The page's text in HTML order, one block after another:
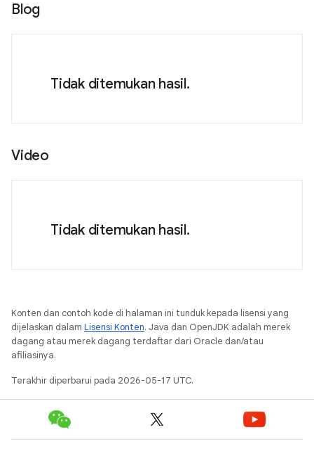
Blog
Tidak ditemukan hasil.
Video
Tidak ditemukan hasil.
Konten dan contoh kode di halaman ini tunduk kepada lisensi yang
dijelaskan dalam Lisensi Konten. Java dan OpenJDK adalah merek
dagang atau merek dagang terdaftar dari Oracle dan/atau
afiliasinya.
Terakhir diperbarui pada 2026-05-17 UTC.